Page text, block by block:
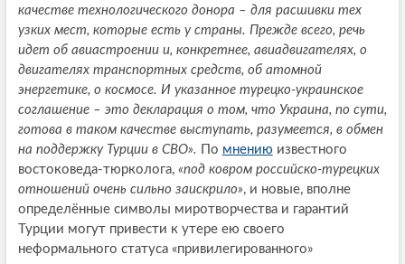
качестве технологического донора – для расшивки тех
узких мест, которые есть у страны. Прежде всего, речь
идет об авиастроении и, конкретнее, авиадвигателях, о
двигателях транспортных средств, об атомной
энергетике, о космосе. И указанное турецко-украинское
соглашение – это декларация о том, что Украина, по сути,
готова в таком качестве выступать, разумеется, в обмен
на поддержку Турции в СВО».
По мнению известного
востоковеда-тюрколога, «под ковром российско-турецких
отношений очень сильно заискрило», и новые, вполне
определённые символы миротворчества и гарантий
Турции могут привести к утере ею своего
неформального статуса «привилегированного»